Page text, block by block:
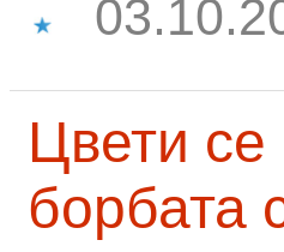
Цвети
борбата